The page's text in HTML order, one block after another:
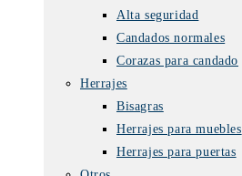
Alta seguridad
Candados normales
Corazas para candado
Herrajes
Bisagras
Herrajes para muebles
Herrajes para puertas